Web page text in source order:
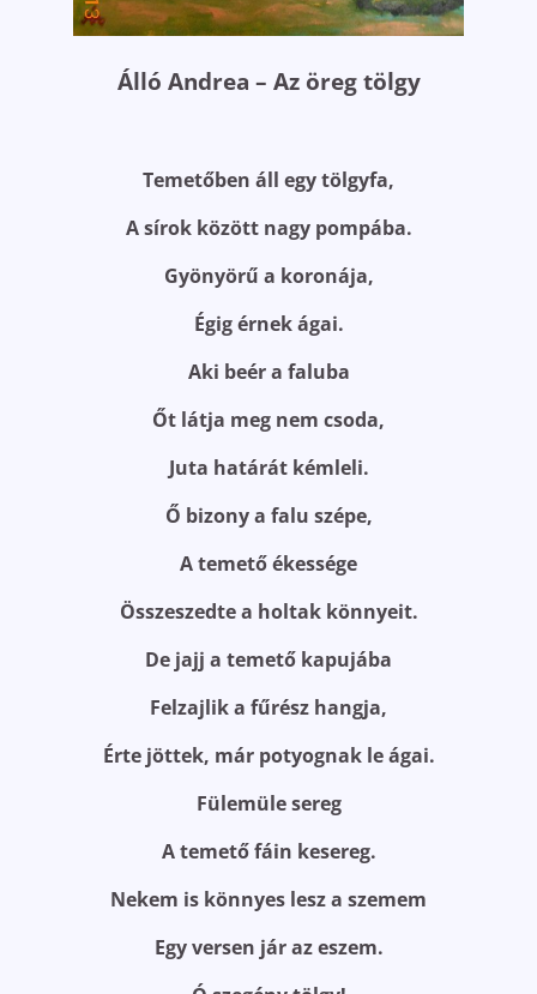
Álló Andrea – Az öreg tölgy
Temetőben áll egy tölgyfa,
A sírok között nagy pompába.
Gyönyörű a koronája,
Égig érnek ágai.
Aki beér a faluba
Őt látja meg nem csoda,
Juta határát kémleli.
Ő bizony a falu szépe,
A temető ékessége
Összeszedte a holtak könnyeit.
De jajj a temető kapujába
Felzajlik a fűrész hangja,
Érte jöttek, már potyognak le ágai.
Fülemüle sereg
A temető fáin kesereg.
Nekem is könnyes lesz a szemem
Egy versen jár az eszem.